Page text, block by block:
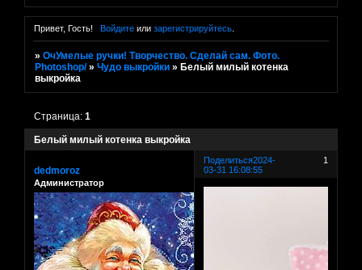
Привет, Гость! Войдитеили зарегистрируйтесь.
»ОчУмелые ручки! Творчество. Сделай сам. Фото.
Photoshop/ »Чудо выкройки » Белый милый котенка
выкройка
Белый милый котенка выкройка
Страница:1
Поделиться 1
2024-
03-31 16:08:55
dedmoroz
Администратор